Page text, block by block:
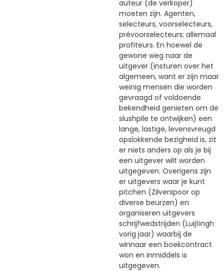
auteur (de verkoper)
moeten zijn. Agenten,
selecteurs, voorselecteurs,
prévoorselecteurs; allemaal
profiteurs. En hoewel de
gewone weg naar de
uitgever (insturen over het
algemeen, want er zijn maar
weinig mensen die worden
gevraagd of voldoende
bekendheid genieten om de
slushpile te ontwijken) een
lange, lastige, levensvreugd
opslokkende bezigheid is, zit
er niets anders op als je bij
een uitgever wilt worden
uitgegeven. Overigens zijn
er uitgevers waar je kunt
pitchen (Zilverspoor op
diverse beurzen) en
organiseren uitgevers
schrijfwedstrijden (Luijtingh
vorig jaar) waarbij de
winnaar een boekcontract
won en inmiddels is
uitgegeven.